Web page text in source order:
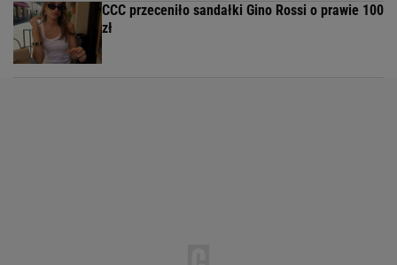
CCC przeceniło sandałki Gino Rossi o prawie 100
zł